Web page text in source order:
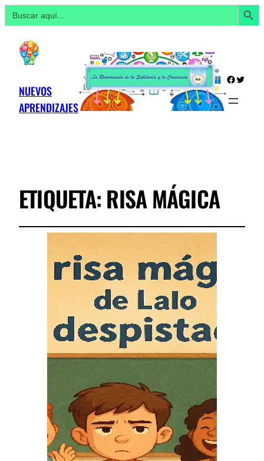
Buscar: Botón de
NUEVOS
APRENDIZAJES
Twitter
ETIQUETA:RISA MÁGICA